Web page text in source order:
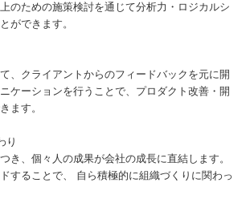
のための施策検討を通じて分析力・ロジカルシ
ができます。
、クライアントからのフィードバックを元に開
ケーションを行うことで、プロダクト改善・開
ます。
り
き、個々人の成果が会社の成長に直結します。
することで、 自ら積極的に組織づくりに関わっ